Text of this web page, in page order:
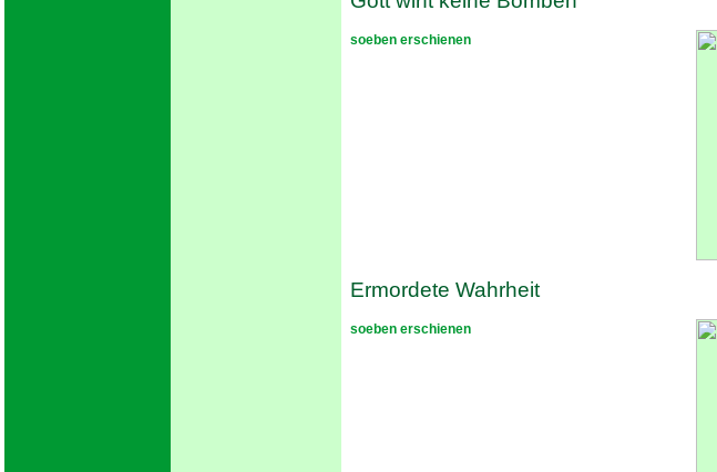
soeben erschienen
Ermordete Wahrheit
soeben erschienen